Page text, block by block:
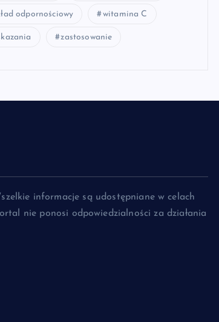
odpornościowy witamina C
zastosowanie
informacje są udostępniane w celach
nie ponosi odpowiedzialności za działania